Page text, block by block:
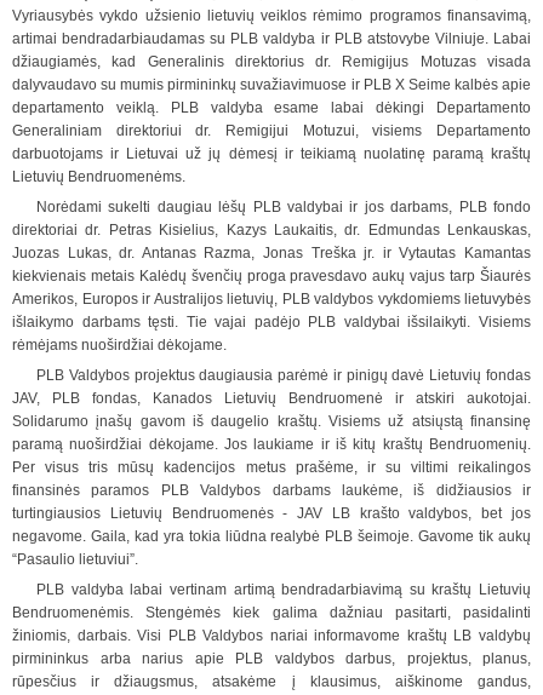
Vyriausybės vykdo užsienio lietuvių veiklos rėmimo programos finansavimą,
artimai bendradarbiaudamas su PLB valdyba ir PLB atstovybe Vilniuje. Labai
džiaugiamės, kad Generalinis direktorius dr. Remigijus Motuzas visada
dalyvaudavo su mumis pirmininkų suvažiavimuose ir PLB X Seime kalbės apie
departamento veiklą. PLB valdyba esame labai dėkingi Departamento
Generaliniam direktoriui dr. Remigijui Motuzui, visiems Departamento
darbuotojams ir Lietuvai už jų dėmesį ir teikiamą nuolatinę paramą kraštų
Lietuvių Bendruomenėms.
Norėdami sukelti daugiau lėšų PLB valdybai ir jos darbams, PLB fondo
direktoriai dr. Petras Kisielius, Kazys Laukaitis, dr. Edmundas Lenkauskas,
Juozas Lukas, dr. Antanas Razma, Jonas Treška jr. ir Vytautas Kamantas
kiekvienais metais Kalėdų švenčių proga pravesdavo aukų vajus tarp Šiaurės
Amerikos, Europos ir Australijos lietuvių, PLB valdybos vykdomiems lietuvybės
išlaikymo darbams tęsti. Tie vajai padėjo PLB valdybai išsilaikyti. Visiems
rėmėjams nuoširdžiai dėkojame.
PLB Valdybos projektus daugiausia parėmė ir pinigų davė Lietuvių fondas
JAV, PLB fondas, Kanados Lietuvių Bendruomenė ir atskiri aukotojai.
Solidarumo įnašų gavom iš daugelio kraštų. Visiems už atsiųstą finansinę
paramą nuoširdžiai dėkojame. Jos laukiame ir iš kitų kraštų Bendruomenių.
Per visus trismūsų kadencijos metus prašėme, ir su viltimi reikalingos
finansinės paramos PLB Valdybos darbams laukėme, iš didžiausios ir
turtingiausios Lietuvių Bendruomenės - JAV LB krašto valdybos, bet jos
negavome. Gaila, kad yra tokia liūdna realybė PLB šeimoje. Gavome tik aukų
“Pasaulio lietuviui”.
PLB valdyba labai vertinam artimą bendradarbiavimą su kraštų Lietuvių
Bendruomenėmis. Stengėmės kiek galima dažniau pasitarti, pasidalinti
žiniomis, darbais. Visi PLB Valdybos nariai informavome kraštų LB valdybų
pirmininkus arba narius apie PLB valdybos darbus, projektus, planus,
rūpesčius ir džiaugsmus, atsakėme į klausimus, aiškinome gandus,